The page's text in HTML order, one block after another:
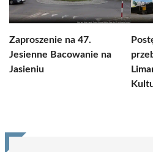
Zaproszenie na 47.
Jesienne Bacowanie na
Jasieniu